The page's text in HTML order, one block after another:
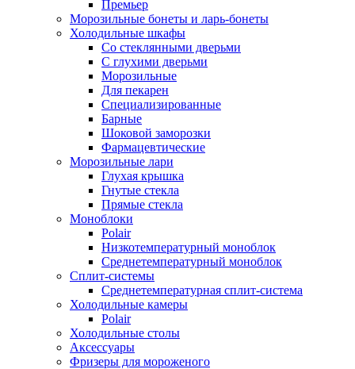
Премьер
Морозильные бонеты и ларь-бонеты
Холодильные шкафы
Со стеклянными дверьми
С глухими дверьми
Морозильные
Для пекарен
Специализированные
Барные
Шоковой заморозки
Фармацевтические
Морозильные лари
Глухая крышка
Гнутые стекла
Прямые стекла
Моноблоки
Polair
Низкотемпературный моноблок
Среднетемпературный моноблок
Сплит-системы
Среднетемпературная сплит-система
Холодильные камеры
Polair
Холодильные столы
Аксессуары
Фризеры для мороженого